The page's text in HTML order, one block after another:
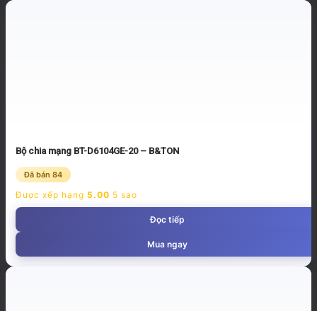
Bộ chia mạng BT-D6104GE-20 – B&TON
Đã bán 84
Được xếp hạng 5.00 5 sao
Đọc tiếp
Mua ngay